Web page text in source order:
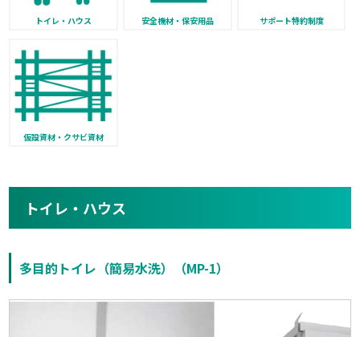
トイレ・ハウス 安全機材・保安用品 サポート特約制度
仮設資材・クサビ資材
トイレ・ハウス
多目的トイレ（簡易水洗）（MP-1）